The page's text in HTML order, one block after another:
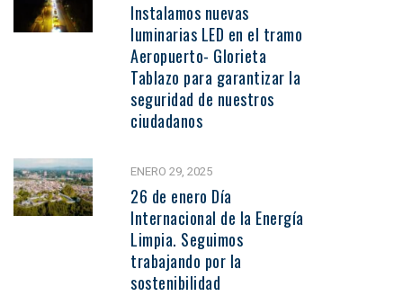
Instalamos nuevas
luminarias LED en el tramo
Aeropuerto- Glorieta
Tablazo para garantizar la
seguridad de nuestros
ciudadanos
ENERO 29, 2025
26 de enero Día
Internacional de la Energía
Limpia. Seguimos
trabajando por la
sostenibilidad